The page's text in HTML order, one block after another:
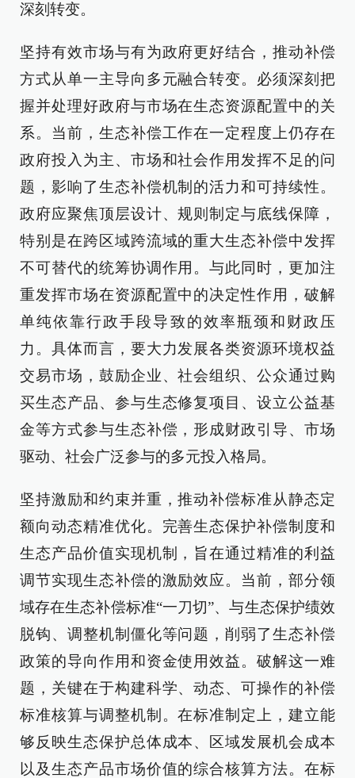
深刻转变。
坚持有效市场与有为政府更好结合，推动补偿
方式从单一主导向多元融合转变。必须深刻把
握并处理好政府与市场在生态资源配置中的关
系。当前，生态补偿工作在一定程度上仍存在
政府投入为主、市场和社会作用发挥不足的问
题，影响了生态补偿机制的活力和可持续性。
政府应聚焦顶层设计、规则制定与底线保障，
特别是在跨区域跨流域的重大生态补偿中发挥
不可替代的统筹协调作用。与此同时，更加注
重发挥市场在资源配置中的决定性作用，破解
单纯依靠行政手段导致的效率瓶颈和财政压
力。具体而言，要大力发展各类资源环境权益
交易市场，鼓励企业、社会组织、公众通过购
买生态产品、参与生态修复项目、设立公益基
金等方式参与生态补偿，形成财政引导、市场
驱动、社会广泛参与的多元投入格局。
坚持激励和约束并重，推动补偿标准从静态定
额向动态精准优化。完善生态保护补偿制度和
生态产品价值实现机制，旨在通过精准的利益
调节实现生态补偿的激励效应。当前，部分领
域存在生态补偿标准“一刀切”、与生态保护绩效
脱钩、调整机制僵化等问题，削弱了生态补偿
政策的导向作用和资金使用效益。破解这一难
题，关键在于构建科学、动态、可操作的补偿
标准核算与调整机制。在标准制定上，建立能
够反映生态保护总体成本、区域发展机会成本
以及生态产品市场价值的综合核算方法。在标